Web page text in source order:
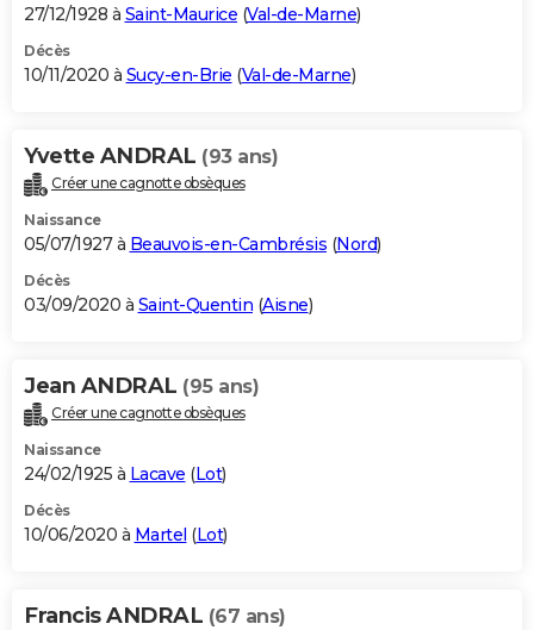
27/12/1928 à Saint-Maurice (Val-de-Marne)
Décès
10/11/2020 à Sucy-en-Brie (Val-de-Marne)
Yvette ANDRAL (93 ans)
Créer une cagnotte obsèques
Naissance
05/07/1927 à Beauvois-en-Cambrésis (Nord)
Décès
03/09/2020 à Saint-Quentin (Aisne)
Jean ANDRAL (95 ans)
Créer une cagnotte obsèques
Naissance
24/02/1925 à Lacave (Lot)
Décès
10/06/2020 à Martel (Lot)
Francis ANDRAL (67 ans)